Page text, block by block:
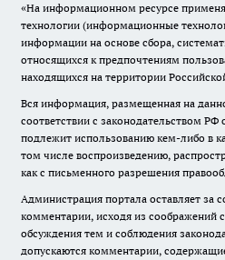
«На информационном ресурсе
технологии (информационные
информации на основе сбора,
относящихся к предпочтениям
находящихся на территории
Вся информация, размещенная на
соответствии с законодательством РФ
подлежит использованию кем-либо в
том числе воспроизведению,
как с письменного разрешения
Администрация портала оставляет за
комментарии, исходя из соображений
обсуждения тем и соблюдения
допускаются комментарии,